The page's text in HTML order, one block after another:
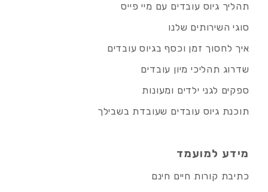
תהליך גיוס עובדים עם מיי פייס
סוגי השירותים שלנו
איך לחסוך זמן וכסף בגיוס עובדים
שדרוג תהליכי מיון עובדים
ספקים לגני ילדים ומעונות
תוכנת גיוס עובדים שעובדת בשבילך
מידע למועמד
כתיבת קורות חיים חינם